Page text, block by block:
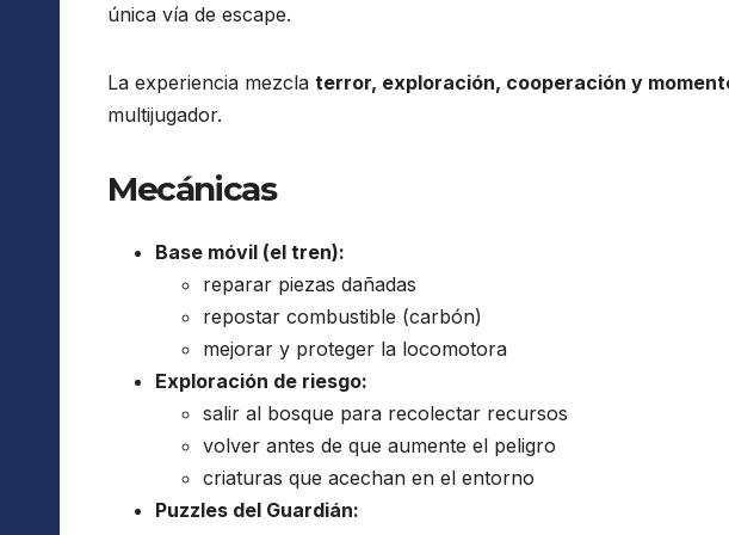
única vía de escape.
La experiencia mezcla terror, exploración, cooperación y
multijugador.
Mecánicas
Base móvil (el tren):
reparar piezas dañadas
repostar combustible (carbón)
mejorar y proteger la locomotora
Exploración de riesgo:
salir al bosque para recolectar recursos
volver antes de que aumente el peligro
criaturas que acechan en el entorno
Puzzles del Guardián: